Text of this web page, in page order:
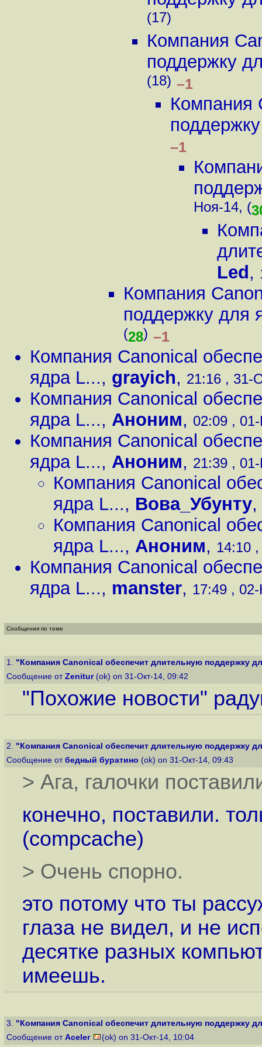
(17)
Компания
поддержку
(18) –1
Компания
–1
Ноя-14, (
Led ,
Компания
поддержку для
(28) –1
Компания Canonical
ядра L..., grayich, 21:16 , 31-
Компания Canonical
ядра L..., Аноним, 02:09 ,
Компания Canonical
ядра L..., Аноним, 21:39 ,
Компания Canonical
ядра L..., Вова_Убунту,
Компания Canonical
ядра L..., Аноним, 14:10
Компания Canonical
ядра L..., manster, 17:49 ,
Сообщения по теме
1. "Компания Canonical обеспечит длительную поддержку
Сообщение от Zenitur(ok) on 31-Окт-14, 09:42
"Похожие новости"
2. "Компания Canonical обеспечит длительную поддержку
Сообщение от бедный буратино (ok) on 31-Окт-14, 09:43
> Ага, галочки
конечно, поставили.
(compcache)
> Очень спорно.
это потому что ты
глаза не видел, и не
десятке разных
имеешь.
3. "Компания Canonical обеспечит длительную поддержку
Сообщение от Aceler (ok) on 31-Окт-14, 10:04